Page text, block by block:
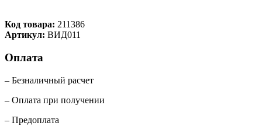
Код товара: 211386
Артикул: ВИД011
Оплата
– Безналичный расчет
– Оплата при получении
– Предоплата